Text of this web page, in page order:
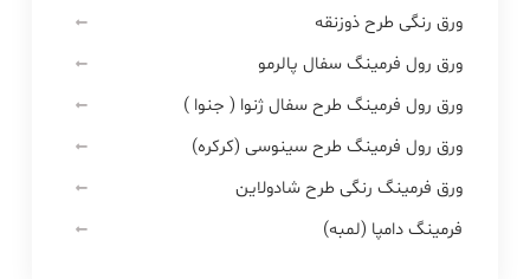
ورق رنگی طرح ذوزنقه
ورق رول فرمینگ سفال پالرمو
ورق رول فرمینگ طرح سفال ژنوا ( جنوا )
ورق رول فرمینگ طرح سینوسی (کرکره)
ورق فرمینگ رنگی طرح شادولاین
فرمینگ دامپا (لمبه)